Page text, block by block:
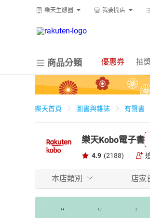
樂天生態圈 我要開店
商品分類 優惠券 抽
樂天首頁 圖書與雜誌 有聲書
樂天Kobo電子書
4.9 (2188)
本店類別 店家